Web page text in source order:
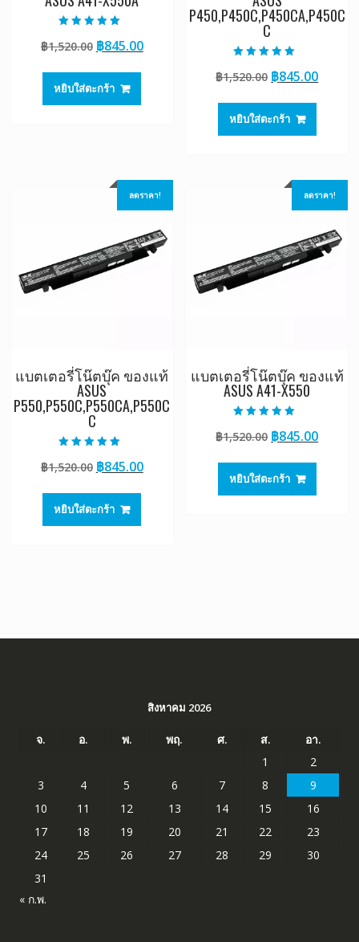
5.00
ตั้งแต่ 1-5
฿1,520.00 Original
was:
฿1,520.00.
฿845.00Current
หยิบใส่ตะกร้า
P450,P450C,P450CA,P450C
C
5.00
ตั้งแต่ 1-5
฿1,520.00 Original
was:
฿1,520.00.
฿845.00
หยิบใส่ตะกร้า
ลดราคา!
แบตเตอรี่โน๊ตบุ๊ค ของแท้
ASUS
P550,P550C,P550CA,P550C
C
5.00
ตั้งแต่ 1-5
฿1,520.00 Original
was:
฿1,520.00.
฿845.00Current
หยิบใส่ตะกร้า
ลดราคา!
แบตเตอรี่โน๊ตบุ๊ค ของแท้
ASUS A41-X550
5.00
ตั้งแต่ 1-5
฿1,520.00 Original
was:
฿1,520.00.
฿845.00
หยิบใส่ตะกร้า
สิงหาคม 2026
จ. อ. พ. พฤ. ศ. ส.
อา.
1
2
3
4 5 6 7 8
9
10
11 12 13 14 15
16
17
18 19 20 21 22
23
24
25 26 27 28 29
30
31
« ก.พ.